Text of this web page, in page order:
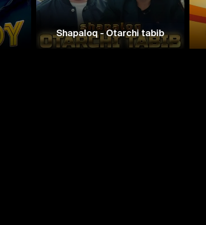
Shapaloq - Otarchi tabib